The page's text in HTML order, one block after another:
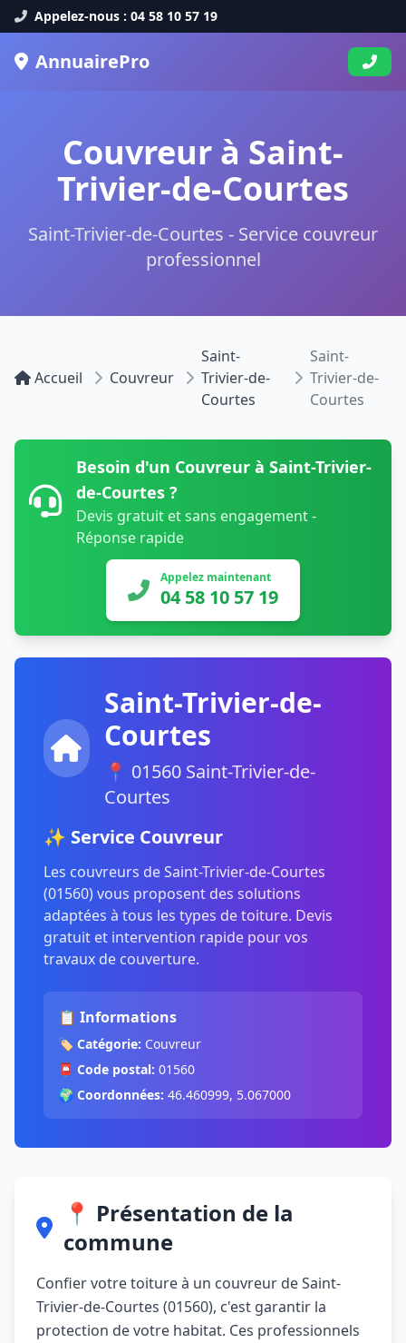
Appelez-nous : 04 58 10 57 19
AnnuairePro
Couvreur à Saint-
Trivier-de-Courtes
Saint-Trivier-de-Courtes - Service couvreur
professionnel
Accueil Couvreur
Saint-
Trivier-de-
Courtes
Saint-
Trivier-de-
Courtes
Besoin d'un Couvreur à Saint-Trivier-
de-Courtes ?
Devis gratuit et sans engagement -
Réponse rapide
Appelez maintenant
04 58 10 57 19
Saint-Trivier-de-
Courtes
📍 01560 Saint-Trivier-de-
Courtes
✨ Service Couvreur
Les couvreurs de Saint-Trivier-de-Courtes
(01560) vous proposent des solutions
adaptées à tous les types de toiture. Devis
gratuit et intervention rapide pour vos
travaux de couverture.
📋 Informations
🏷️ Catégorie: Couvreur
📮 Code postal: 01560
🌍 Coordonnées: 46.460999, 5.067000
📍 Présentation de la
commune
Confier votre toiture à un couvreur de Saint-
Trivier-de-Courtes (01560), c'est garantir la
protection de votre habitat. Ces professionnels